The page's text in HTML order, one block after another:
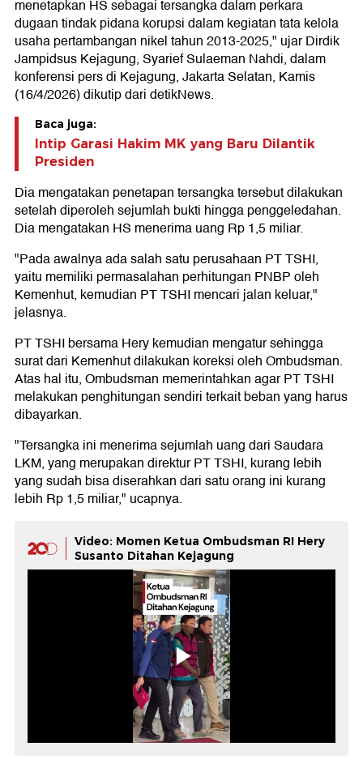
menetapkan HS sebagai tersangka dalam perkara
dugaan tindak pidana korupsi dalam kegiatan tata kelola
usaha pertambangan nikel tahun 2013-2025," ujar Dirdik
Jampidsus Kejagung, Syarief Sulaeman Nahdi, dalam
konferensi pers di Kejagung, Jakarta Selatan, Kamis
(16/4/2026) dikutip dari detikNews.
Baca juga:
Intip Garasi Hakim MK yang Baru Dilantik
Presiden
Dia mengatakan penetapan tersangka tersebut dilakukan
setelah diperoleh sejumlah bukti hingga penggeledahan.
Dia mengatakan HS menerima uang Rp 1,5 miliar.
"Pada awalnya ada salah satu perusahaan PT TSHI,
yaitu memiliki permasalahan perhitungan PNBP oleh
Kemenhut, kemudian PT TSHI mencari jalan keluar,"
jelasnya.
PT TSHI bersama Hery kemudian mengatur sehingga
surat dari Kemenhut dilakukan koreksi oleh Ombudsman.
Atas hal itu, Ombudsman memerintahkan agar PT TSHI
melakukan penghitungan sendiri terkait beban yang harus
dibayarkan.
"Tersangka ini menerima sejumlah uang dari Saudara
LKM, yang merupakan direktur PT TSHI, kurang lebih
yang sudah bisa diserahkan dari satu orang ini kurang
lebih Rp 1,5 miliar," ucapnya.
Video: Momen Ketua Ombudsman RI Hery
Susanto Ditahan Kejagung